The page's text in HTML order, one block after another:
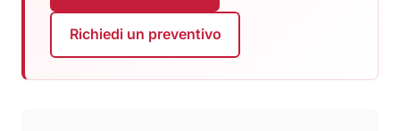
Richiedi un preventivo